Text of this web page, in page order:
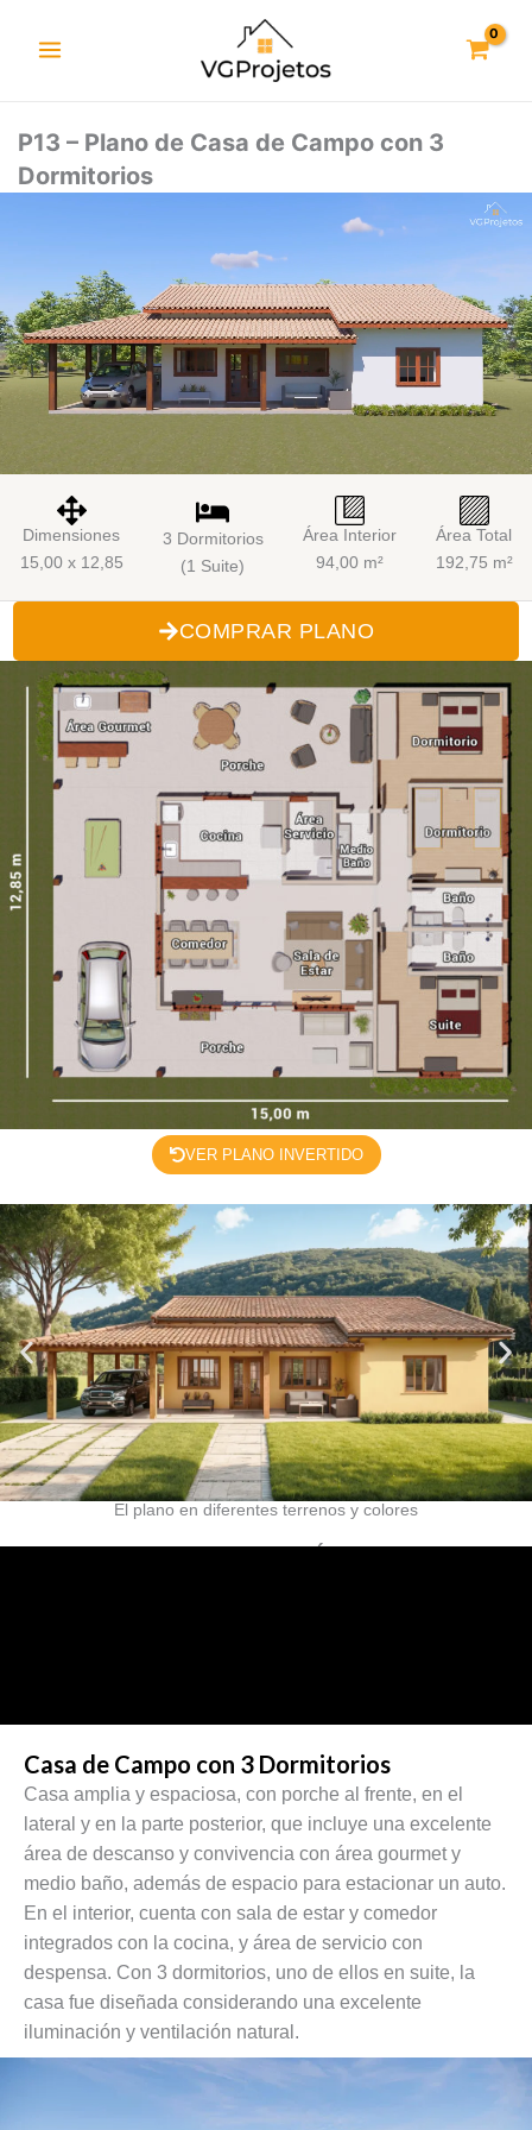
P13 – Plano de Casa de Campo con 3
Dormitorios
Dimensiones
15,00 x 12,85
3 Dormitorios
(1 Suite)
Área Interior
94,00 m²
Área Total
192,75 m²
COMPRAR PLANO
VER PLANO INVERTIDO
El plano en diferentes terrenos y colores
Casa de Campo con 3 Dormitorios
Casa amplia y espaciosa, con porche al frente, en el
lateral y en la parte posterior, que incluye una excelente
área de descanso y convivencia con área gourmet y
medio baño, además de espacio para estacionar un auto.
En el interior, cuenta con sala de estar y comedor
integrados con la cocina, y área de servicio con
despensa. Con 3 dormitorios, uno de ellos en suite, la
casa fue diseñada considerando una excelente
iluminación y ventilación natural.